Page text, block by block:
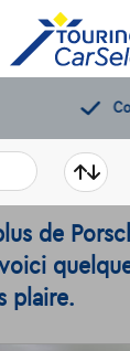
Contrôles de
de
plaire.